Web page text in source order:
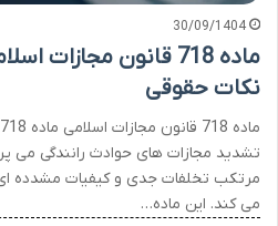
30/09/1404
ماده 718 قانون
نکات حقوقی
تشدید مجازات های حوادث رانندگی می
مرتکب تخلفات جدی و کیفیات مشدده
می کند. این ماده…